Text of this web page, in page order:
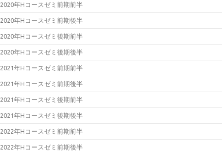
2020年Hコースゼミ前期前半
2020年Hコースゼミ前期後半
2020年Hコースゼミ後期前半
2020年Hコースゼミ後期後半
2021年Hコースゼミ前期前半
2021年Hコースゼミ前期後半
2021年Hコースゼミ後期前半
2021年Hコースゼミ後期後半
2022年Hコースゼミ前期前半
2022年Hコースゼミ前期後半